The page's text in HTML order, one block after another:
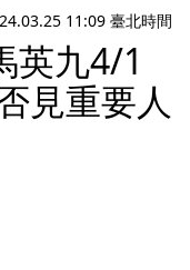
11:09 臺北時間
英九4/1
見重要人